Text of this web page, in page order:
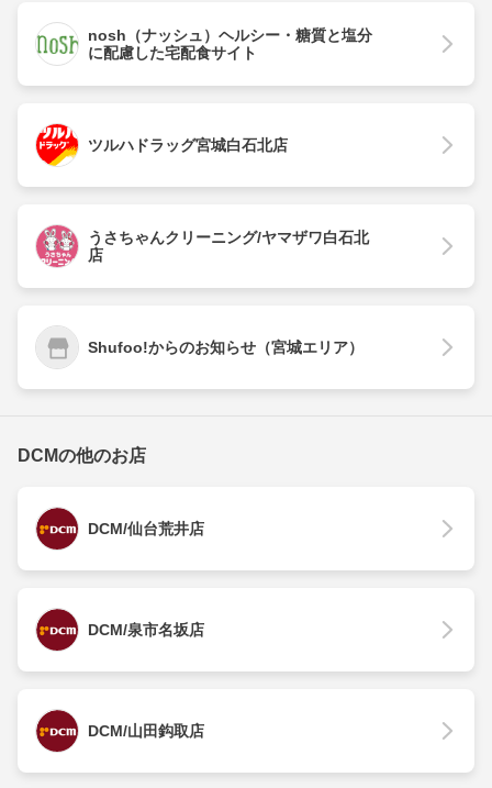
nosh（ナッシュ）ヘルシー・糖質と塩分
に配慮した宅配食サイト
ツルハドラッグ宮城白石北店
うさちゃんクリーニング/ヤマザワ白石北
店
Shufoo!からのお知らせ（宮城エリア）
DCMの他のお店
DCM/仙台荒井店
DCM/泉市名坂店
DCM/山田鈎取店